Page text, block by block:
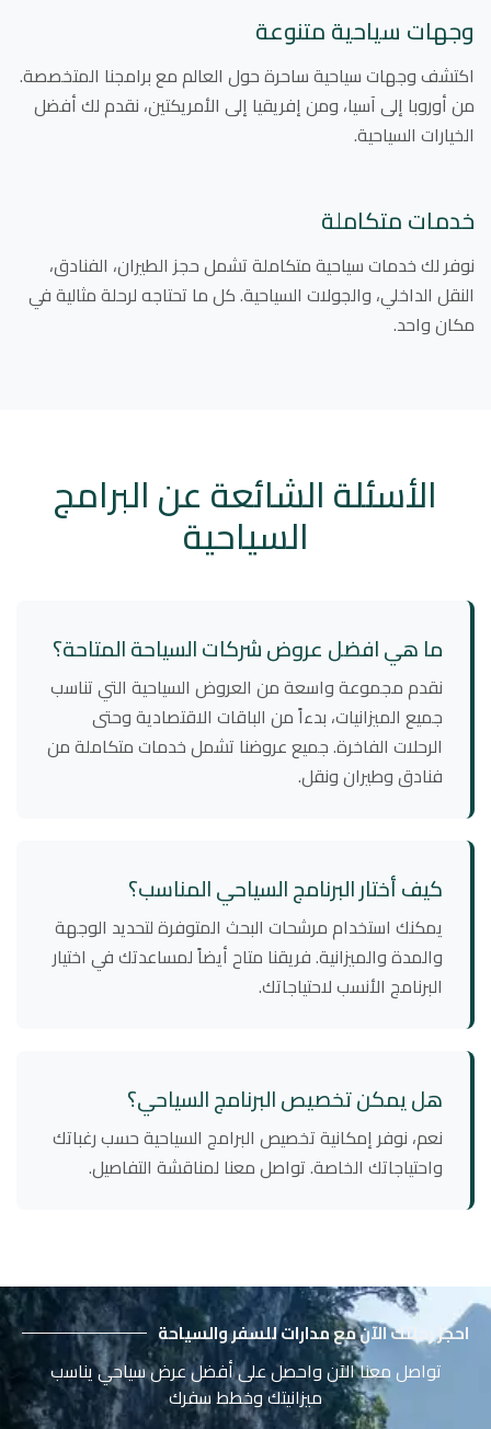
وجهات سياحية متنوعة
اكتشف وجهات سياحية ساحرة حول العالم مع برامجنا المتخصصة.
من أوروبا إلى آسيا، ومن إفريقيا إلى الأمريكتين، نقدم لك أفضل
الخيارات السياحية.
خدمات متكاملة
نوفر لك خدمات سياحية متكاملة تشمل حجز الطيران، الفنادق،
النقل الداخلي، والجولات السياحية. كل ما تحتاجه لرحلة مثالية في
مكان واحد.
الأسئلة الشائعة عن البرامج
السياحية
ما هي افضل عروض شركات السياحة المتاحة؟
نقدم مجموعة واسعة من العروض السياحية التي تناسب
جميع الميزانيات، بدءاً من الباقات الاقتصادية وحتى
الرحلات الفاخرة. جميع عروضنا تشمل خدمات متكاملة من
فنادق وطيران ونقل.
كيف أختار البرنامج السياحي المناسب؟
يمكنك استخدام مرشحات البحث المتوفرة لتحديد الوجهة
والمدة والميزانية. فريقنا متاح أيضاً لمساعدتك في اختيار
البرنامج الأنسب لاحتياجاتك.
هل يمكن تخصيص البرنامج السياحي؟
نعم، نوفر إمكانية تخصيص البرامج السياحية حسب رغباتك
واحتياجاتك الخاصة. تواصل معنا لمناقشة التفاصيل.
احجز رحلتك الآن مع مدارات للسفر والسياحة
تواصل معنا الآن واحصل على أفضل عرض سياحي يناسب
ميزانيتك وخطط سفرك